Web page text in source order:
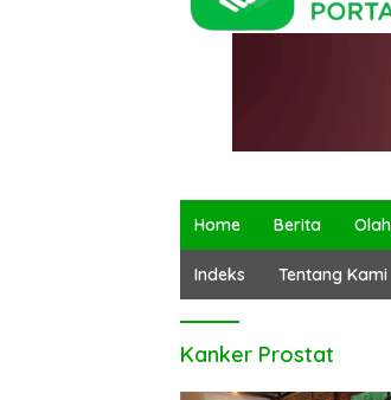
Home Berita
Indeks Tentang Kami
Kanker Prostat